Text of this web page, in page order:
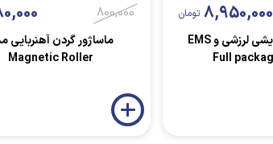
8,950,000 تومان
ماساژور گردن گرمایشی لرزشی و EMS
800,000
ماساژور گردن آهنربایی
Magnetic Roller